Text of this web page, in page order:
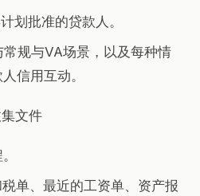
划批准的贷款人。
规与VA场景，以及每种情
信用互动。
文件
单、最近的工资单、资产报